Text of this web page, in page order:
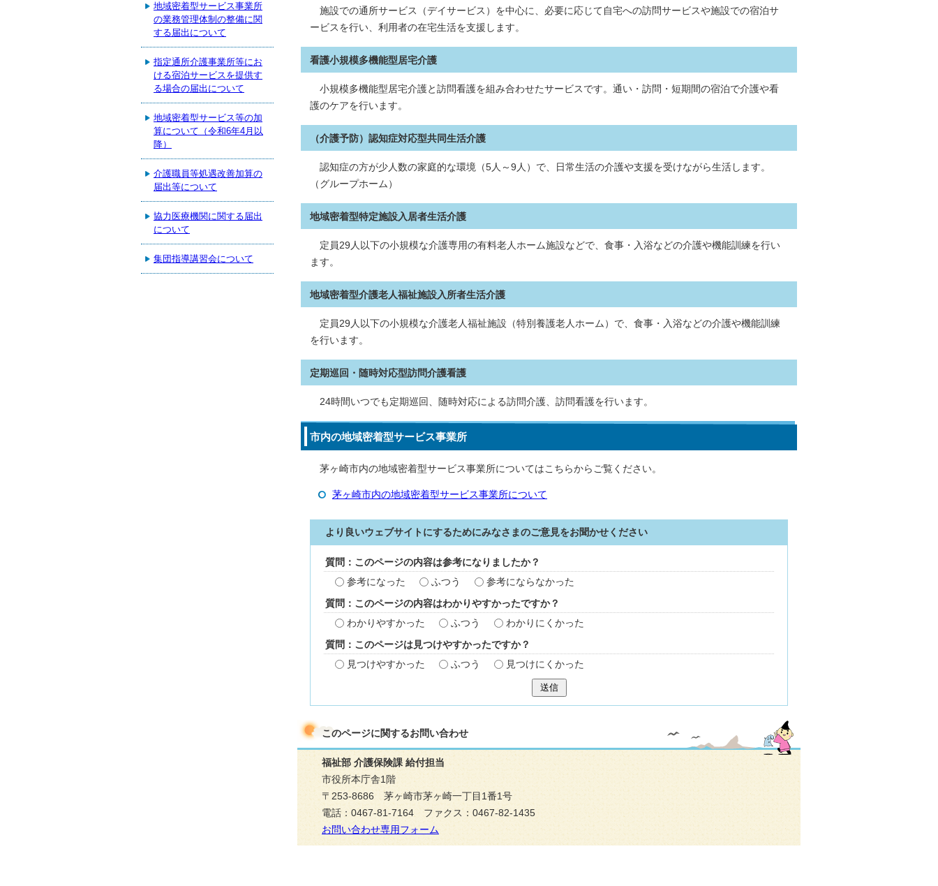
施設での通所サービス（デイサービス）を中心に、必要に応じて自宅への訪問サービスや施設での宿泊サ
ービスを行い、利用者の在宅生活を支援します。
看護小規模多機能型居宅介護
小規模多機能型居宅介護と訪問看護を組み合わせたサービスです。通い・訪問・短期間の宿泊で介護や看
護のケアを行います。
（介護予防）認知症対応型共同生活介護
認知症の方が少人数の家庭的な環境（5人～9人）で、日常生活の介護や支援を受けながら生活します。
（グループホーム）
地域密着型特定施設入居者生活介護
定員29人以下の小規模な介護専用の有料老人ホーム施設などで、食事・入浴などの介護や機能訓練を行い
ます。
地域密着型介護老人福祉施設入所者生活介護
定員29人以下の小規模な介護老人福祉施設（特別養護老人ホーム）で、食事・入浴などの介護や機能訓練
を行います。
定期巡回・随時対応型訪問介護看護
24時間いつでも定期巡回、随時対応による訪問介護、訪問看護を行います。
市内の地域密着型サービス事業所
茅ヶ崎市内の地域密着型サービス事業所についてはこちらからご覧ください。
茅ヶ崎市内の地域密着型サービス事業所について
より良いウェブサイトにするためにみなさまのご意見をお聞かせください
質問：このページの内容は参考になりましたか？
参考になった
ふつう 参考にならなかった
質問：このページの内容はわかりやすかったですか？
わかりやすかった
ふつう わかりにくかった
質問：このページは見つけやすかったですか？
見つけやすかった
ふつう 見つけにくかった
送信
このページに関するお問い合わせ
福祉部 介護保険課 給付担当
市役所本庁舎1階
〒253-8686 茅ヶ崎市茅ヶ崎一丁目1番1号
電話：0467-81-7164 ファクス：0467-82-1435
お問い合わせ専用フォーム
地域密着型サービス事業所
の業務管理体制の整備に関
する届出について
指定通所介護事業所等にお
ける宿泊サービスを提供す
る場合の届出について
地域密着型サービス等の加
算について（令和6年4月以
降）
介護職員等処遇改善加算の
届出等について
協力医療機関に関する届出
について
集団指導講習会について